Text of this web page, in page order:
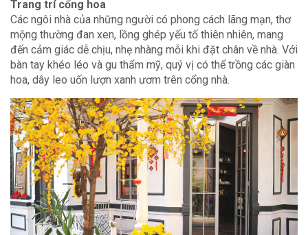
Trang trí cổng hoa
Các ngôi nhà của những người có phong cách lãng mạn, thơ
mộng thường đan xen, lồng ghép yếu tố thiên nhiên, mang
đến cảm giác dễ chịu, nhẹ nhàng mỗi khi đặt chân về nhà. Với
bàn tay khéo léo và gu thẩm mỹ, quý vị có thể trồng các giàn
hoa, dây leo uốn lượn xanh ươm trên cổng nhà.